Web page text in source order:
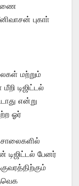
புகாா்
மற்றும்
டிஜிட்டல்
என்று
ஓர்
சாலைகளில்
டிஜிட்டல் பேனர்